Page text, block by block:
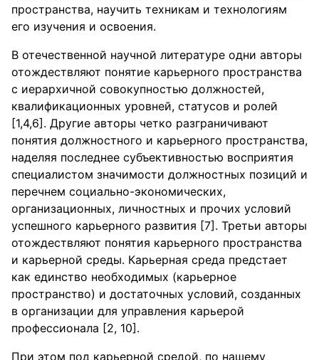
пространства, научить техникам и технологиям
его изучения и освоения.
В отечественной научной литературе одни авторы
отождествляют понятие карьерного пространства
с иерархичной совокупностью должностей,
квалификационных уровней, статусов и ролей
[1,4,6]. Другие авторы четко разграничивают
понятия должностного и карьерного пространства,
наделяя последнее субъективностью восприятия
специалистом значимости должностных позиций и
перечнем социально-экономических,
организационных, личностных и прочих условий
успешного карьерного развития [7]. Третьи авторы
отождествляют понятия карьерного пространства
и карьерной среды. Карьерная среда предстает
как единство необходимых (карьерное
пространство) и достаточных условий, созданных
в организации для управления карьерой
профессионала [2, 10].
При этом под карьерной средой, по нашему